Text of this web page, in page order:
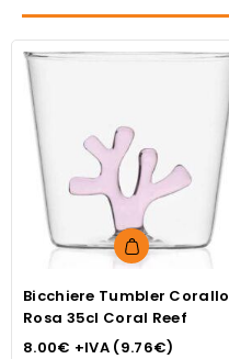
Bicchiere Tumbler Corallo
Rosa 35cl Coral Reef
8.00€ +IVA (9.76€)